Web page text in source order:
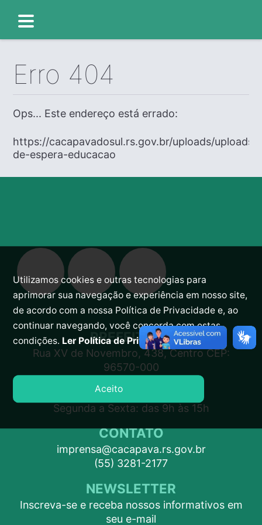
Erro 404
Ops... Este endereço está errado:
https://cacapavadosul.rs.gov.br/uploads/uploads/
de-espera-educacao
PREFEITURA
Rua XV de Novembro, 438, Centro CEP:
96570-000
ATENDIMENTO
Segunda a Sexta: das 9h às 15h
CONTATO
imprensa@cacapava.rs.gov.br
(55) 3281-2177
NEWSLETTER
Inscreva-se e receba nossos informativos em
seu e-mail
Utilizamos cookies e outras tecnologias para
aprimorar sua navegação e experiência em nosso site,
de acordo com a nossa Política de Privacidade e, ao
continuar navegando, você concorda com estas
condições. Ler Política de Privacidade.
Aceito